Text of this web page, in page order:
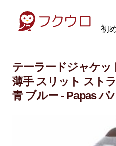
初
テーラードジャケッ
薄手 スリット スト
青 ブルー - Papas パ